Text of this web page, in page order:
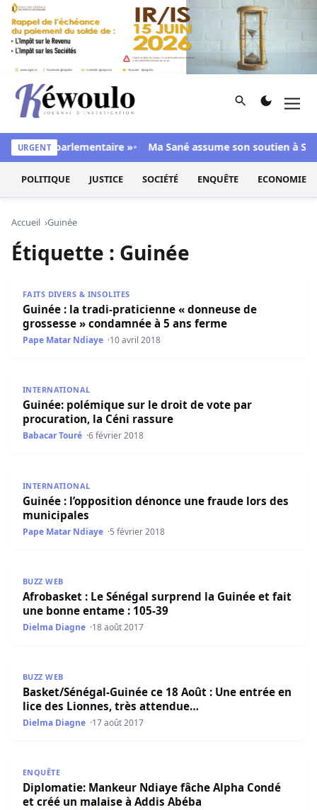
Aller au contenu
Kéwoulo, le premier site d'information et d'investigation
Rechercher
URGENTparlementaire » Ma Sané assume son soutien à
POLITIQUE JUSTICE SOCIÉTÉ ENQUÊTE ECONOMIE
Accueil Guinée
Étiquette : Guinée
FAITS DIVERS & INSOLITES
Guinée : la tradi-praticienne « donneuse de
grossesse » condamnée à 5 ans ferme
Pape Matar Ndiaye 10 avril 2018
INTERNATIONAL
Guinée: polémique sur le droit de vote par
procuration, la Céni rassure
Babacar Touré 6 février 2018
INTERNATIONAL
Guinée : l’opposition dénonce une fraude lors des
municipales
Pape Matar Ndiaye 5 février 2018
BUZZ WEB
Afrobasket : Le Sénégal surprend la Guinée et fait
une bonne entame : 105-39
Dielma Diagne 18 août 2017
BUZZ WEB
Basket/Sénégal-Guinée ce 18 Août : Une entrée en
lice des Lionnes, très attendue…
Dielma Diagne 17 août 2017
ENQUÊTE
Diplomatie: Mankeur Ndiaye fâche Alpha Condé
et créé un malaise à Addis Abéba